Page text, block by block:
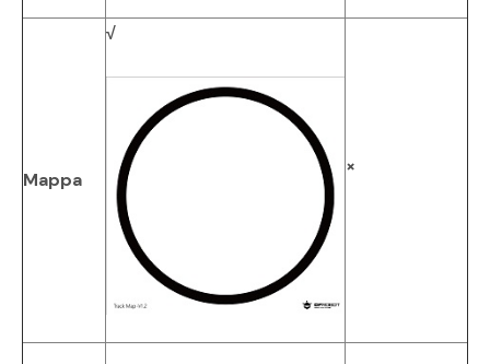
Mappa
√
×